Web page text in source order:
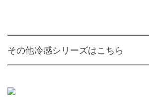
その他冷感シリーズはこちら